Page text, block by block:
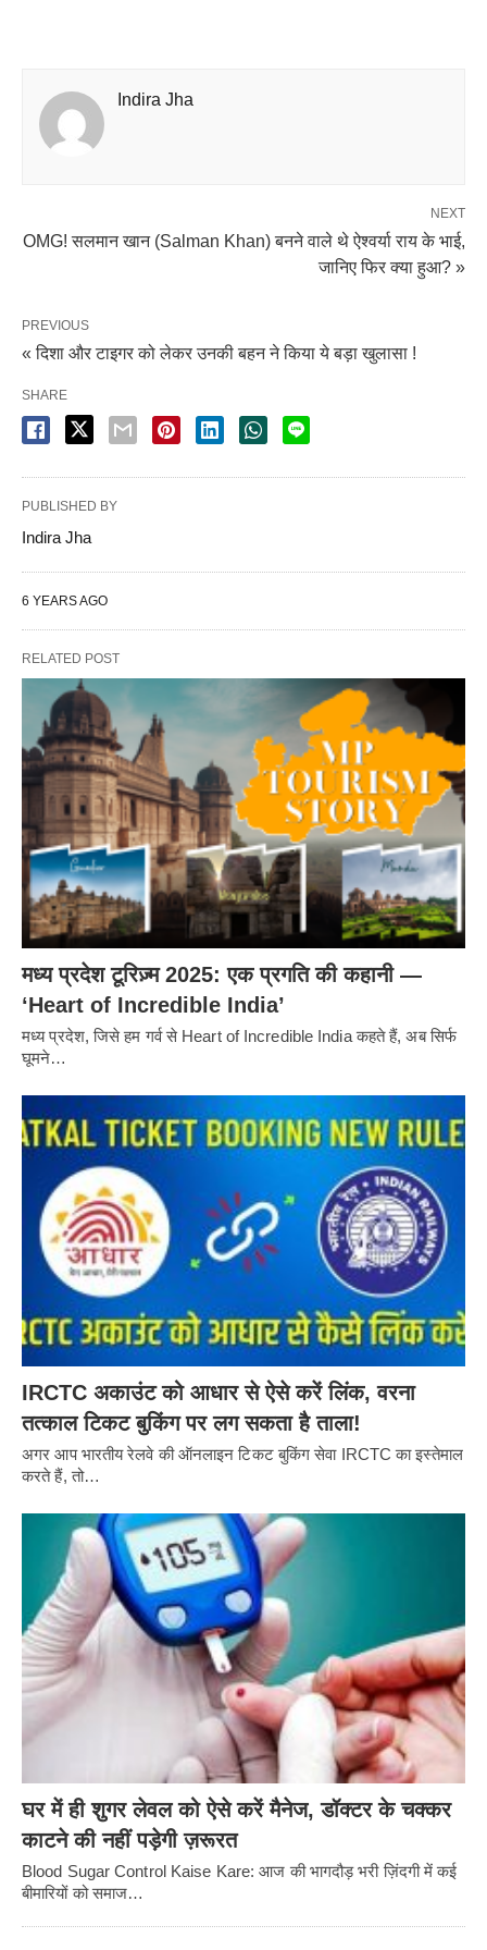
Indira Jha
NEXT
OMG! सलमान खान (Salman Khan) बनने वाले थे ऐश्वर्या राय के भाई,
जानिए फिर क्या हुआ? »
PREVIOUS
« दिशा और टाइगर को लेकर उनकी बहन ने किया ये बड़ा खुलासा !
SHARE
PUBLISHED BY
Indira Jha
6 YEARS AGO
RELATED POST
मध्य प्रदेश टूरिज़्म 2025: एक प्रगति की कहानी —
‘Heart of Incredible India’
मध्य प्रदेश, जिसे हम गर्व से Heart of Incredible India कहते हैं, अब सिर्फ
घूमने…
IRCTC अकाउंट को आधार से ऐसे करें लिंक, वरना
तत्काल टिकट बुकिंग पर लग सकता है ताला!
अगर आप भारतीय रेलवे की ऑनलाइन टिकट बुकिंग सेवा IRCTC का इस्तेमाल
करते हैं, तो…
घर में ही शुगर लेवल को ऐसे करें मैनेज, डॉक्टर के चक्कर
काटने की नहीं पड़ेगी ज़रूरत
Blood Sugar Control Kaise Kare: आज की भागदौड़ भरी ज़िंदगी में कई
बीमारियों को समाज…